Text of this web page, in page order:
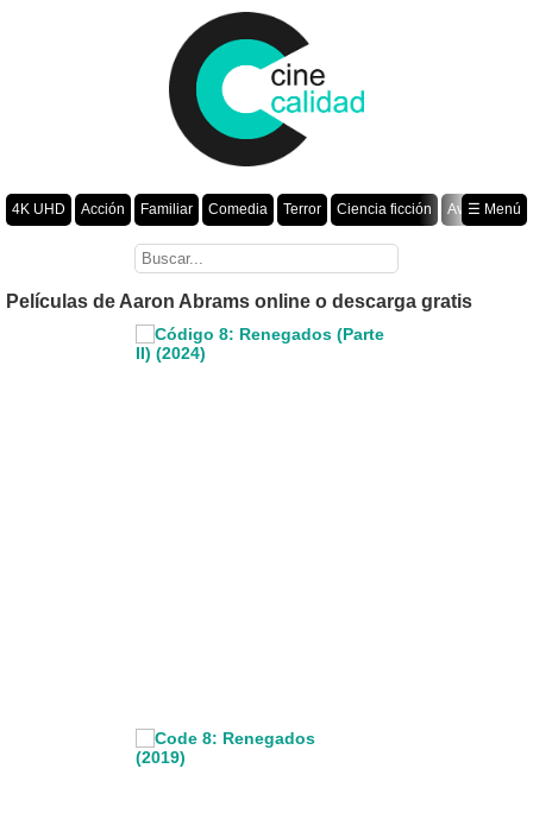
4K UHD Acción Familiar Comedia Terror Ciencia ficción
Aventura
Romance Fantasía Drama Animación Crimen
☰ Menú
Películas de Aaron Abrams online o descarga gratis